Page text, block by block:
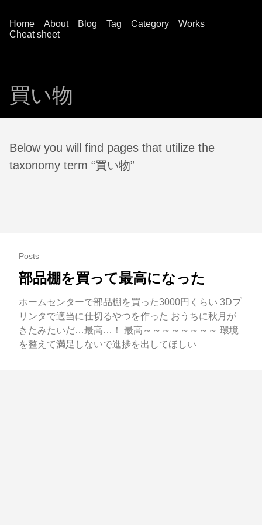
Home About Blog Tag Category
Works
Cheat sheet
買い物
Below you will find pages that utilize the
taxonomy term “買い物”
Posts
部品棚を買って最高になった
ホームセンターで部品棚を買った3000円くらい 3Dプ
リンタで適当に仕切るやつを作った おうちに秋月が
きたみたいだ…最高…！ 最高～～～～～～～～ 環境
を整えて満足しないで進捗を出してほしい